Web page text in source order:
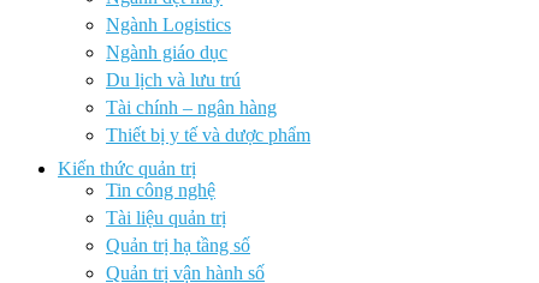
Ngành Logistics
Ngành giáo dục
Du lịch và lưu trú
Tài chính – ngân hàng
Thiết bị y tế và dược phẩm
Kiến thức quản trị
Tin công nghệ
Tài liệu quản trị
Quản trị hạ tầng số
Quản trị vận hành số